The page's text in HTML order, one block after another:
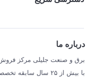
SCHNEIDER
درباره ما
برق و صنعت جلیلی مرکز
با بیش از ۲۵ سال